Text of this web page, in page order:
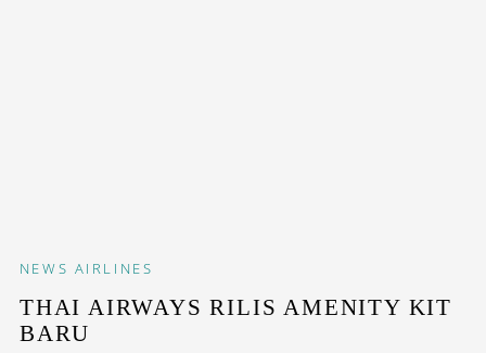
NEWS AIRLINES
THAI AIRWAYS RILIS AMENITY KIT
BARU